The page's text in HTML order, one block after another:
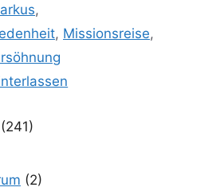
,
, Missionsreise,
(241)
(2)